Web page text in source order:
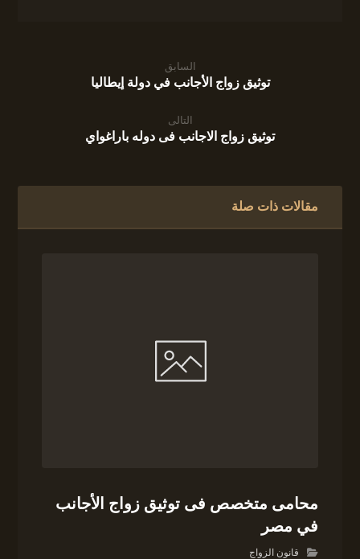
السابق
توثيق زواج الأجانب في دولة إيطاليا
التالى
توثيق زواج الاجانب فى دوله باراغواي
مقالات ذات صلة
محامى متخصص فى توثيق زواج الأجانب
في مصر
قانون الزواج